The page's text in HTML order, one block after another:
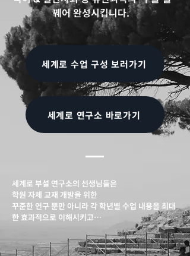
​꿰어 완성시킵니다. ​​
세계로 수업 구성 보러가기
세계로 연구소 바로가기
세계로 부설 연구소의 선생님들은
학원 자체 교재 개발을 위한
꾸준한 연구 뿐만 아니라 각 학년별 수업 내용을 최대
한 효과적으로 이해시키고
아이들의 적극적인 수업참여를 위해 지속적으로 수
업 지도법을 연구하여실제 수업에 활용합니다.